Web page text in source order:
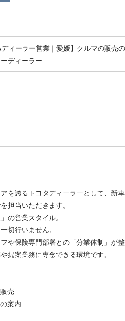
ィーラー営業｜愛媛】クルマの販売
ディーラー
を誇るトヨタディーラーとして、新
担当いただきます。
の営業スタイル。
切行いません。
や保険専門部署との「分業体制」が
提案業務に専念できる環境です。
売
案内